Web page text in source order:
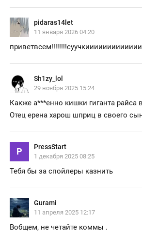
pidaras14let
11 января 2026 04:20
Sh1zy_lol
29 ноября 2025 15:24
Какже а***енно кишки гиганта райса
Отец ерена харош шприц в своего
P PressStart
1 декабря 2025 08:25
Тебя бы за спойлеры казнить
Gurami
11 апреля 2025 12:17
Вобщем, не четайте коммы .